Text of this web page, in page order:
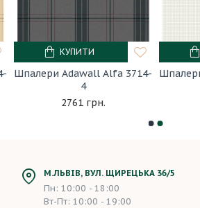
Шпалери Adawall Alfa 3714-
4
2761 грн.
КУПИТИ
М.ЛЬВІВ, ВУЛ. ЩИРЕЦЬКА 36/5
Пн: 10:00 - 18:00
Вт-Пт: 10:00 - 19:00